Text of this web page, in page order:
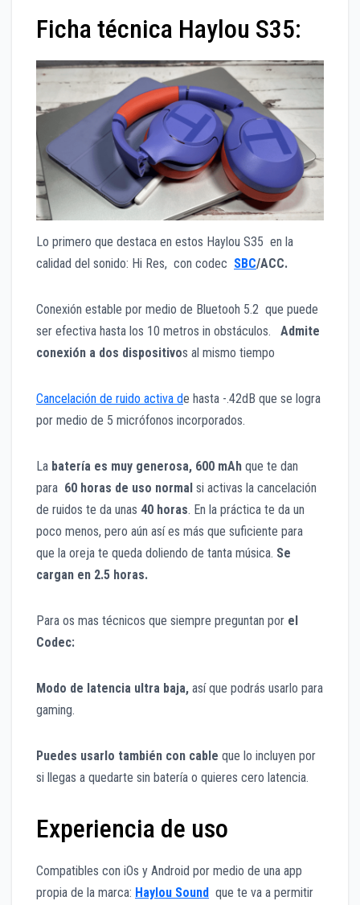
Ficha técnica Haylou S35:
Lo primero que destaca en estos Haylou S35 en la
calidad del sonido: Hi Res, con codec SBC/ACC.
Conexión estable por medio de Bluetooh 5.2 que puede
ser efectiva hasta los 10 metros in obstáculos.
Admite
conexión a dos dispositivos al mismo tiempo
Cancelación de ruido activa de hasta -.42dB que se logra
por medio de 5 micrófonos incorporados.
La batería es muy generosa, 600 mAh que te dan
para 60 horas de uso normal si activas la cancelación
de ruidos te da unas 40 horas. En la práctica te da un
poco menos, pero aún así es más que suficiente para
que la oreja te queda doliendo de tanta música. Se
cargan en 2.5 horas.
Para os mas técnicos que siempre preguntan por el
Codec:
Modo de latencia ultra baja, así que podrás usarlo para
gaming.
Puedes usarlo también con cable que lo incluyen por
si llegas a quedarte sin batería o quieres cero latencia.
Experiencia de uso
Compatibles con iOs y Android por medio de una app
propia de la marca: Haylou Sound que te va a permitir